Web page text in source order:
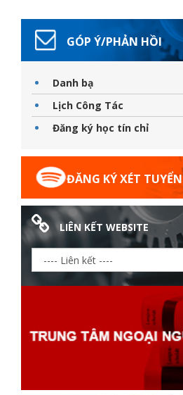
GÓP Ý/PHẢN HỒI
Danh bạ
Lịch Công Tác
Đăng ký học tín chỉ
ĐĂNG KÝ XÉT TUYỂN
LIÊN KẾT WEBSITE